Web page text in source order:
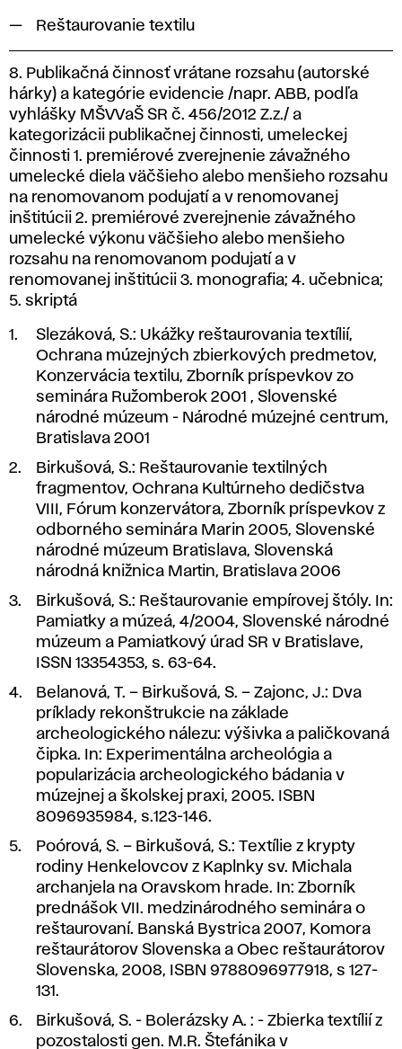
Reštaurovanie textilu
8. Publikačná činnosť vrátane rozsahu (autorské
hárky) a kategórie evidencie /napr. ABB, podľa
vyhlášky MŠVVaŠ SR č. 456/2012 Z.z./ a
kategorizácii publikačnej činnosti, umeleckej
činnosti 1. premiérové zverejnenie závažného
umelecké diela väčšieho alebo menšieho rozsahu
na renomovanom podujatí a v renomovanej
inštitúcii 2. premiérové zverejnenie závažného
umelecké výkonu väčšieho alebo menšieho
rozsahu na renomovanom podujatí a v
renomovanej inštitúcii 3. monografia; 4. učebnica;
5. skriptá
Slezáková, S.: Ukážky reštaurovania textílií,
Ochrana múzejných zbierkových predmetov,
Konzervácia textilu, Zborník príspevkov zo
seminára Ružomberok 2001 , Slovenské
národné múzeum - Národné múzejné centrum,
Bratislava 2001
Birkušová, S.: Reštaurovanie textilných
fragmentov, Ochrana Kultúrneho dedičstva
VIII, Fórum konzervátora, Zborník príspevkov z
odborného seminára Marin 2005, Slovenské
národné múzeum Bratislava, Slovenská
národná knižnica Martin, Bratislava 2006
Birkušová, S.: Reštaurovanie empírovej štóly. In:
Pamiatky a múzeá, 4/2004, Slovenské národné
múzeum a Pamiatkový úrad SR v Bratislave,
ISSN 13354353, s. 63-64.
Belanová, T. – Birkušová, S. – Zajonc, J.: Dva
príklady rekonštrukcie na základe
archeologického nálezu: výšivka a paličkovaná
čipka. In: Experimentálna archeológia a
popularizácia archeologického bádania v
múzejnej a školskej praxi, 2005. ISBN
8096935984, s.123-146.
Poórová, S. – Birkušová, S.: Textílie z krypty
rodiny Henkelovcov z Kaplnky sv. Michala
archanjela na Oravskom hrade. In: Zborník
prednášok VII. medzinárodného seminára o
reštaurovaní. Banská Bystrica 2007, Komora
reštaurátorov Slovenska a Obec reštaurátorov
Slovenska, 2008, ISBN 9788096977918, s 127-
131.
Birkušová, S. - Bolerázsky A. : - Zbierka textílií z
pozostalosti gen. M.R. Štefánika v